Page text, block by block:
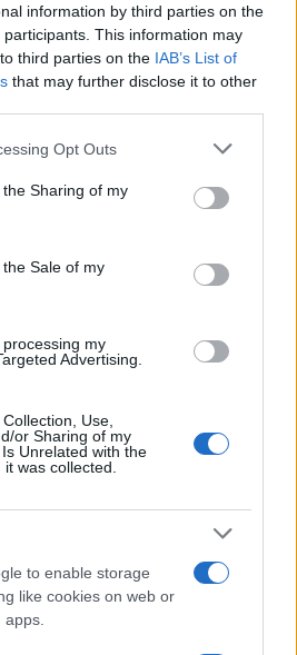
information by third parties on the
participants. This information may
third parties on the IAB’s List of
that may further disclose it to other
app uses one or more Google
usage behaviour. You may click to
Google and its third-party tags to
purposes in below Google
Opt Outs
Sharing of my
Sale of my
my
Advertising.
Use,
or Sharing of my
Unrelated with the
was collected.
to enable storage
like cookies on web or
a las materias primas